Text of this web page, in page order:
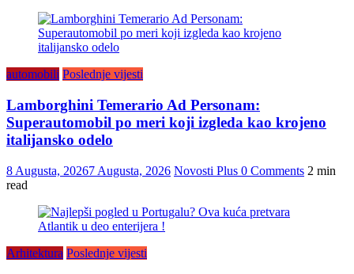
automobili Poslednje vijesti
Lamborghini Temerario Ad Personam:
Superautomobil po meri koji izgleda kao krojeno
italijansko odelo
8 Augusta, 20267 Augusta, 2026 Novosti Plus 0 Comments 2 min
read
Arhitektura Poslednje vijesti